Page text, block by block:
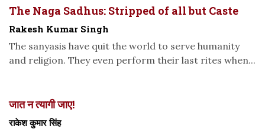
The Naga Sadhus: Stripped of all but Caste
Rakesh Kumar Singh
The sanyasis have quit the world to serve humanity
and religion. They even perform their last rites when...
जात न त्यागी जाए!
राकेश कुमार सिंह